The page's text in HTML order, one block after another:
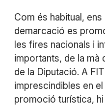
Com és habitual,
demarcació es
les fires nacionals i
importants, de la mà
de la Diputació. A
imprescindibles en
promoció turística,